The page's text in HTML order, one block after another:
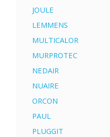
JOULE
LEMMENS
MULTICALOR
MURPROTEC
NEDAIR
NUAIRE
ORCON
PAUL
PLUGGIT